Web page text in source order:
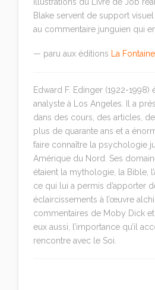
Blake servent de support
au commentaire junguien qui
— paru aux éditions La
Edward F. Edinger (1922-1998)
analyste à Los Angeles. Il a
dans des cours, des articles,
plus de quarante ans et a
faire connaître la psychologie
Amérique du Nord. Ses
étaient la mythologie, la Bible,
ce qui lui a permis d’apporter
éclaircissements à l’œuvre
commentaires de Moby Dick et
eux aussi, l’importance qu’il
rencontre avec le Soi.